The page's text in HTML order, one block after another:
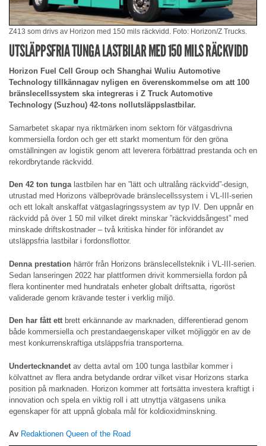
Z413 som drivs av Horizon med 150 mils räckvidd. Foto: Horizon/Z Trucks.
UTSLÄPPSFRIA TUNGA LASTBILAR MED 150 MILS RÄCKVIDD
Horizon Fuel Cell Group och Shanghai Wuliu Automotive
Technology tillkännagav nyligen en överenskommelse om att 100
bränslecellssystem ska integreras i Z Truck Automotive
Technology (Suzhou) 42-tons nollutsläppslastbilar.
Samarbetet skapar nya riktmärken inom sektorn för vätgasdrivna
kommersiella fordon och ger ett starkt momentum för den gröna
omställningen av logistik genom att leverera förbättrad prestanda och en
rekordbrytande räckvidd.
Den 42 ton tungalastbilen har en ”lätt och ultralång räckvidd”-design,
utrustad med Horizons välbeprövade bränslecellssystem i VL-III-serien
och ett lokalt anskaffat vätgaslagringssystem av typ IV. Den uppnår en
räckvidd på över 1 50 mil vilket direkt minskar ”räckviddsångest” med
minskade driftskostnader – två kritiska hinder för införandet av
utsläppsfria lastbilar i fordonsflottor.
Denna prestation härrör från Horizons bränslecellsteknik i VL-III-serien.
Sedan lanseringen 2022 har plattformen drivit kommersiella fordon på
flera kontinenter med hundratals enheter globalt driftsatta, rigoröst
validerade genom krävande tester i verklig miljö.
Den har fått ettbrett erkännande av marknaden, differentierad genom
både kommersiella och prestandaegenskaper vilket möjliggör en av de
mest konkurrenskraftiga utsläppsfria transporterna.
Undertecknandet av detta avtal om 100 tunga lastbilar kommer i
kölvattnet av flera andra betydande ordrar vilket visar Horizons starka
position på marknaden. Horizon kommer att fortsätta investera kraftigt i
innovation och spela en viktig roll i att utnyttja vätgasens unika
egenskaper för att uppnå globala mål för koldioxidminskning.
Av Redaktionen Queen of the Road